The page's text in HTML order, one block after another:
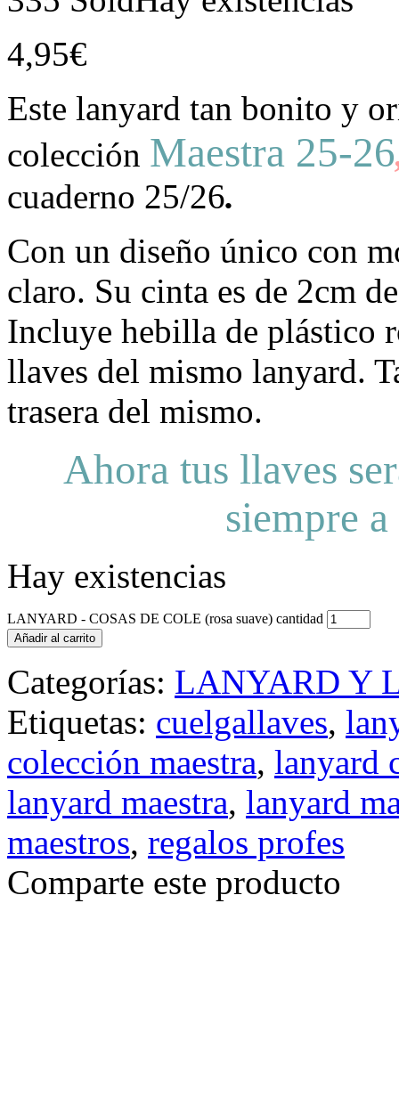
4,95€
Este lanyard tan bonito y
colección Maestra 25-26
cuaderno 25/26.
Con un diseño único con
claro. Su cinta es de 2cm
Incluye hebilla de plástico
llaves del mismo lanyard.
trasera del mismo.
Ahora tus llaves
siempre
Hay existencias
LANYARD - COSAS DE COLE (rosa suave) cantidad
Añadir al carrito
Categorías: LANYARD Y
Etiquetas: cuelgallaves,
colección maestra, lanyard
lanyard maestra, lanyard
maestros, regalos profes
Comparte este producto